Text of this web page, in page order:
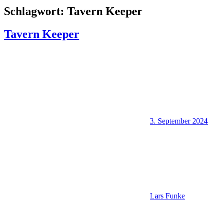
Schlagwort: Tavern Keeper
Tavern Keeper
3. September 2024
Lars Funke